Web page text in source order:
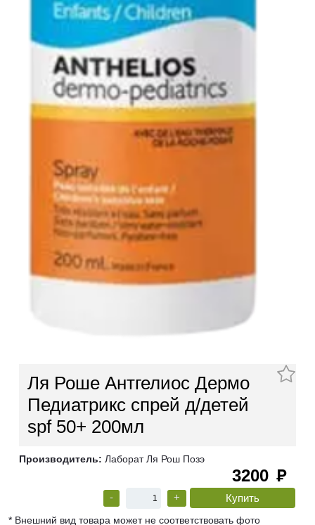
Ля Роше Антгелиос Дермо
Педиатрикс спрей д/детей
spf 50+ 200мл
Производитель: Лаборат Ля Рош Позэ
3200 руб
- +
* Внешний вид товара может не соответствовать фото